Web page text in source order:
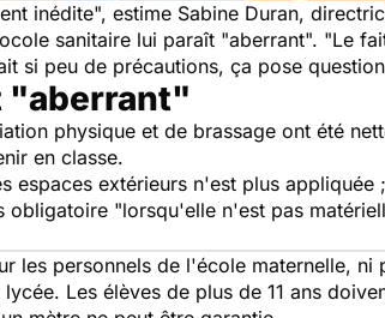
inédite", estime Sabine Duran,
sanitaire lui paraît "aberrant". "Le
si peu de précautions, ça pose
"aberrant"
physique et de brassage ont été
en classe.
espaces extérieurs n'est plus
"lorsqu'elle n'est pas
les personnels de l'école maternelle, ni
Les élèves de plus de 11 ans